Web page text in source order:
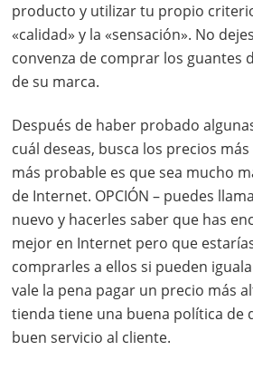
producto y utilizar tu propio
«calidad» y la «sensación». No
convenza de comprar los guantes
de su marca.
Después de haber probado
cuál deseas, busca los precios
más probable es que sea mucho
de Internet. OPCIÓN – puedes
nuevo y hacerles saber que has
mejor en Internet pero que
comprarles a ellos si pueden
vale la pena pagar un precio más
tienda tiene una buena política de
buen servicio al cliente.